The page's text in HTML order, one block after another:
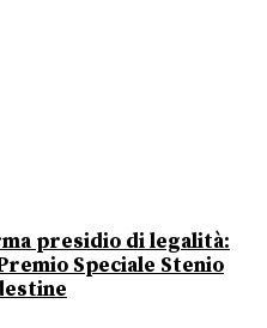
presidio di legalità:
Speciale Stenio